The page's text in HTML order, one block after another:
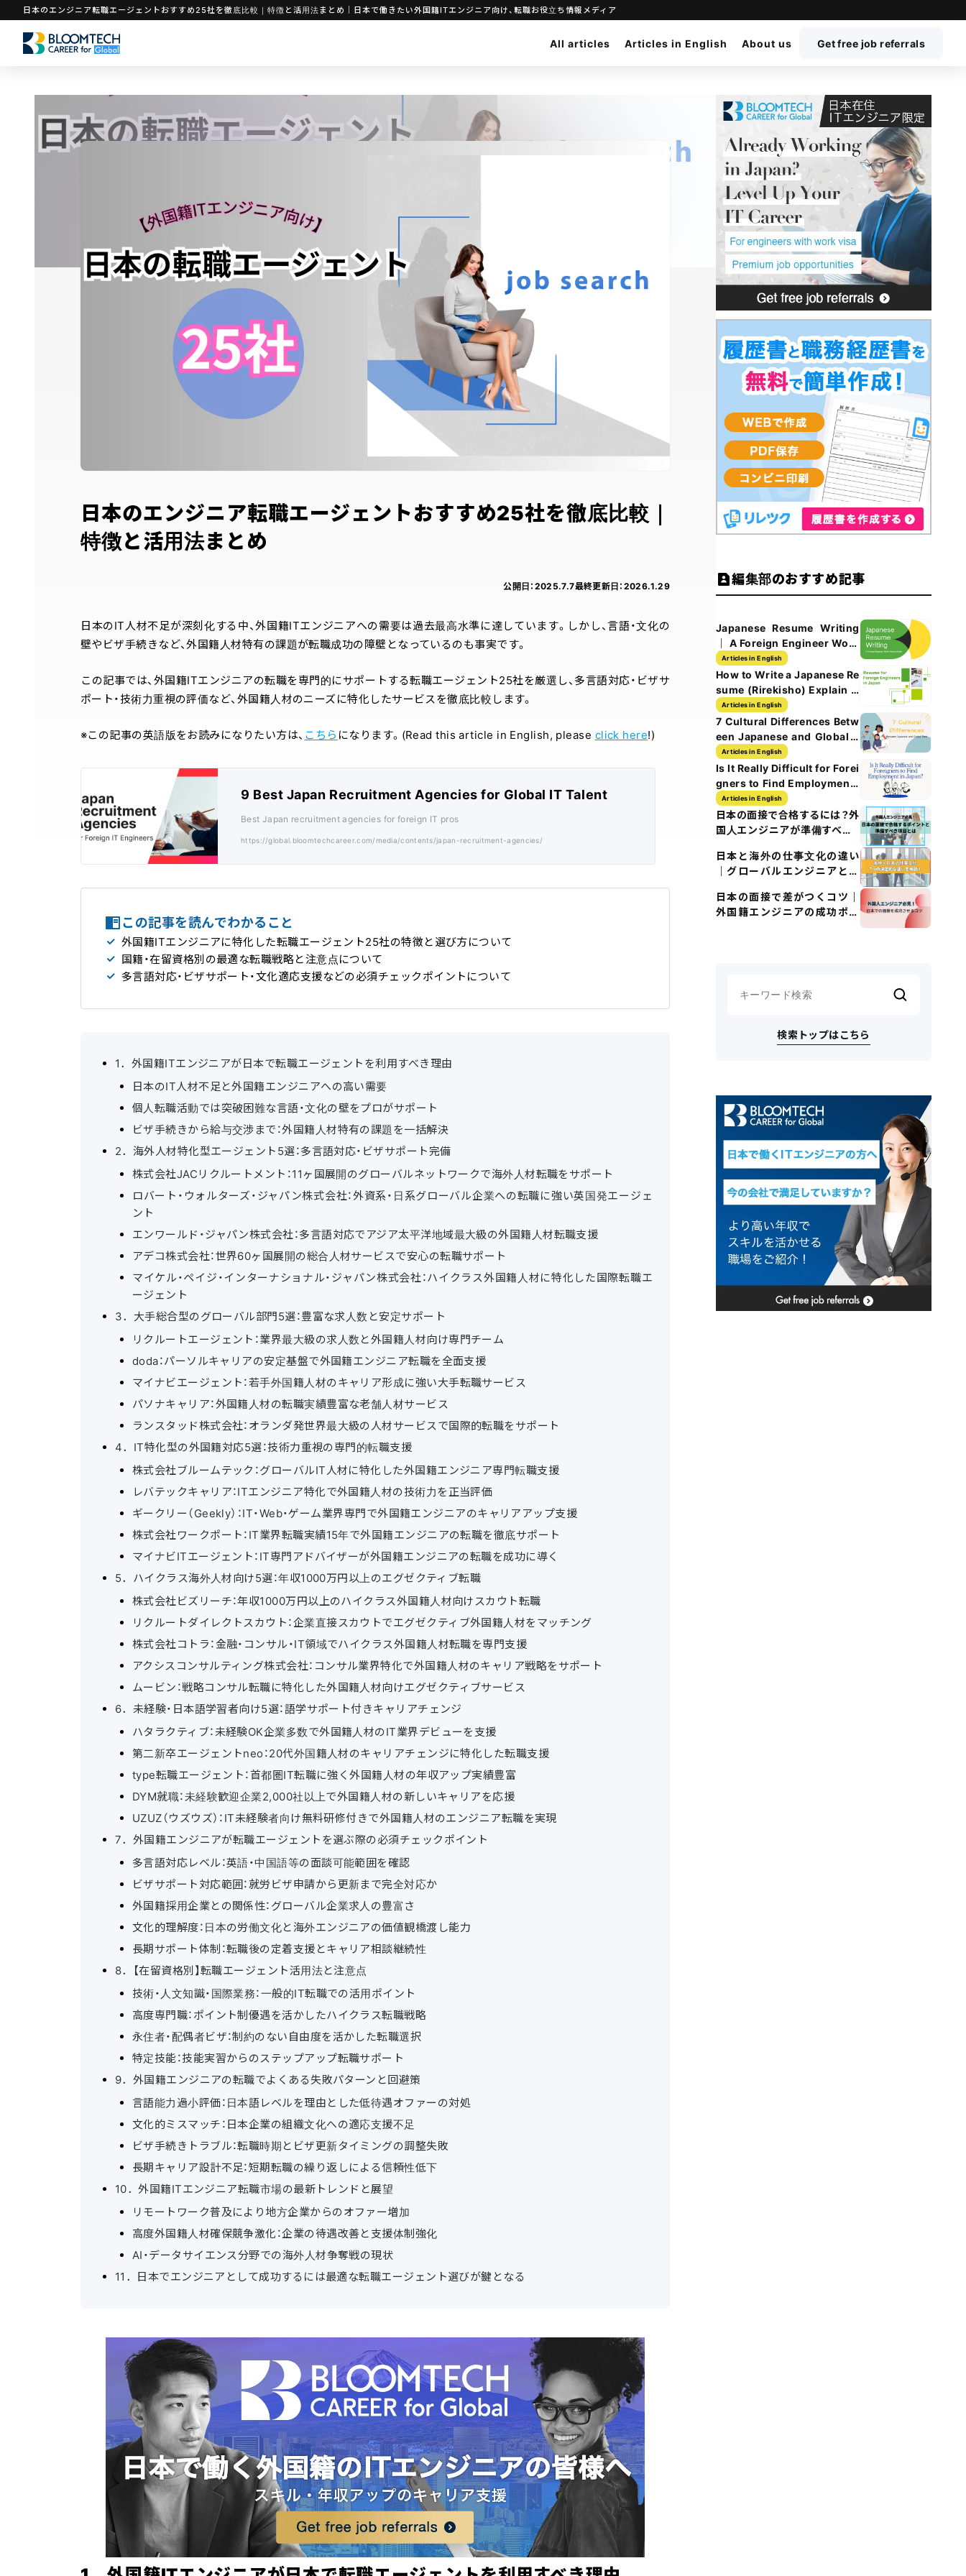
日本のエンジニア転職エージェントおすすめ25社を徹底比較｜特徴と活用法まとめ｜日本で働きたい外国籍ITエンジニア向け、転職お役立ち情報メディア
All articles Articles in English About us Get free job referrals
日本のエンジニア転職エージェントおすすめ25社を徹底比較｜
特徴と活用法まとめ
公開日： 2025.7.7最終更新日： 2026.1.29
日本のIT人材不足が深刻化する中、外国籍ITエンジニアへの需要は過去最高水準に達しています。しかし、言語・文化の
壁やビザ手続きなど、外国籍人材特有の課題が転職成功の障壁となっているのも事実です。
この記事では、外国籍ITエンジニアの転職を専門的にサポートする転職エージェント25社を厳選し、多言語対応・ビザサ
ポート・技術力重視の評価など、外国籍人材のニーズに特化したサービスを徹底比較します。
※この記事の英語版をお読みになりたい方は、 こちら になります。(Read this article in English, please click here!)
9 Best Japan Recruitment Agencies for Global IT Talent
Best Japan recruitment agencies for foreign IT pros
https://global.bloomtechcareer.com/media/contents/japan-recruitment-agencies/
この記事を読んでわかること
外国籍ITエンジニアに特化した転職エージェント25社の特徴と選び方について
国籍・在留資格別の最適な転職戦略と注意点について
多言語対応・ビザサポート・文化適応支援などの必須チェックポイントについて
1．外国籍ITエンジニアが日本で転職エージェントを利用すべき理由
日本のIT人材不足と外国籍エンジニアへの高い需要
個人転職活動では突破困難な言語・文化の壁をプロがサポート
ビザ手続きから給与交渉まで：外国籍人材特有の課題を一括解決
2．海外人材特化型エージェント5選：多言語対応・ビザサポート完備
株式会社JACリクルートメント：11ヶ国展開のグローバルネットワークで海外人材転職をサポート
ロバート・ウォルターズ・ジャパン株式会社：外資系・日系グローバル企業への転職に強い英国発エージェ
ント
エンワールド・ジャパン株式会社：多言語対応でアジア太平洋地域最大級の外国籍人材転職支援
アデコ株式会社：世界60ヶ国展開の総合人材サービスで安心の転職サポート
マイケル・ペイジ・インターナショナル・ジャパン株式会社：ハイクラス外国籍人材に特化した国際転職エ
ージェント
3．大手総合型のグローバル部門5選：豊富な求人数と安定サポート
リクルートエージェント：業界最大級の求人数と外国籍人材向け専門チーム
doda：パーソルキャリアの安定基盤で外国籍エンジニア転職を全面支援
マイナビエージェント：若手外国籍人材のキャリア形成に強い大手転職サービス
パソナキャリア：外国籍人材の転職実績豊富な老舗人材サービス
ランスタッド株式会社：オランダ発世界最大級の人材サービスで国際的転職をサポート
4．IT特化型の外国籍対応5選：技術力重視の専門的転職支援
株式会社ブルームテック：グローバルIT人材に特化した外国籍エンジニア専門転職支援
レバテックキャリア：ITエンジニア特化で外国籍人材の技術力を正当評価
ギークリー（Geekly）：IT・Web・ゲーム業界専門で外国籍エンジニアのキャリアアップ支援
株式会社ワークポート：IT業界転職実績15年で外国籍エンジニアの転職を徹底サポート
マイナビITエージェント：IT専門アドバイザーが外国籍エンジニアの転職を成功に導く
5．ハイクラス海外人材向け5選：年収1000万円以上のエグゼクティブ転職
株式会社ビズリーチ：年収1000万円以上のハイクラス外国籍人材向けスカウト転職
リクルートダイレクトスカウト：企業直接スカウトでエグゼクティブ外国籍人材をマッチング
株式会社コトラ：金融・コンサル・IT領域でハイクラス外国籍人材転職を専門支援
アクシスコンサルティング株式会社：コンサル業界特化で外国籍人材のキャリア戦略をサポート
ムービン：戦略コンサル転職に特化した外国籍人材向けエグゼクティブサービス
6．未経験・日本語学習者向け5選：語学サポート付きキャリアチェンジ
ハタラクティブ：未経験OK企業多数で外国籍人材のIT業界デビューを支援
第二新卒エージェントneo：20代外国籍人材のキャリアチェンジに特化した転職支援
type転職エージェント：首都圏IT転職に強く外国籍人材の年収アップ実績豊富
DYM就職：未経験歓迎企業2,000社以上で外国籍人材の新しいキャリアを応援
UZUZ（ウズウズ）：IT未経験者向け無料研修付きで外国籍人材のエンジニア転職を実現
7．外国籍エンジニアが転職エージェントを選ぶ際の必須チェックポイント
多言語対応レベル：英語・中国語等の面談可能範囲を確認
ビザサポート対応範囲：就労ビザ申請から更新まで完全対応か
外国籍採用企業との関係性：グローバル企業求人の豊富さ
文化的理解度：日本の労働文化と海外エンジニアの価値観橋渡し能力
長期サポート体制：転職後の定着支援とキャリア相談継続性
8．【在留資格別】転職エージェント活用法と注意点
技術・人文知識・国際業務：一般的IT転職での活用ポイント
高度専門職：ポイント制優遇を活かしたハイクラス転職戦略
永住者・配偶者ビザ：制約のない自由度を活かした転職選択
特定技能：技能実習からのステップアップ転職サポート
9．外国籍エンジニアの転職でよくある失敗パターンと回避策
言語能力過小評価：日本語レベルを理由とした低待遇オファーの対処
文化的ミスマッチ：日本企業の組織文化への適応支援不足
ビザ手続きトラブル：転職時期とビザ更新タイミングの調整失敗
長期キャリア設計不足：短期転職の繰り返しによる信頼性低下
10．外国籍ITエンジニア転職市場の最新トレンドと展望
リモートワーク普及により地方企業からのオファー増加
高度外国籍人材確保競争激化：企業の待遇改善と支援体制強化
AI・データサイエンス分野での海外人材争奪戦の現状
11．日本でエンジニアとして成功するには最適な転職エージェント選びが鍵となる
編集部のおすすめ記事
Japanese Resume Writing
｜ A Foreign Engineer Work
History Guide
Articles in English
How to Write a Japanese Re
sume (Rirekisho) Explain w
ith Images
Articles in English
7 Cultural Differences Betw
een Japanese and Global T
ech Culture
Articles in English
Is It Really Difficult for Forei
gners to Find Employment i
n Japan?
Articles in English
日本の面接で合格するには？外
国人エンジニアが準備すべき5
日本と海外の仕事文化の違い
｜グローバルエンジニアとし
日本の面接で差がつくコツ｜
外国籍エンジニアの成功ポイ
検索トップはこちら